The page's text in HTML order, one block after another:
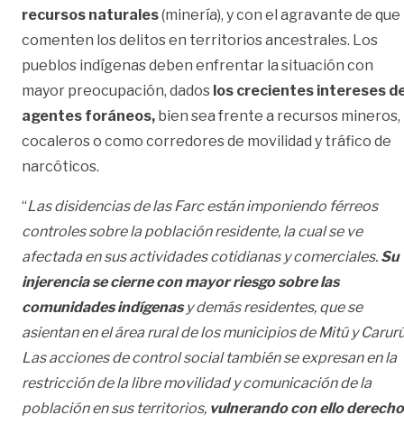
recursos naturales(minería), y con el agravante de que
comenten los delitos en territorios ancestrales. Los
pueblos indígenas deben enfrentar la situación con
mayor preocupación, dados los crecientes intereses
agentes foráneos, bien sea frente a recursos mineros,
cocaleros o como corredores de movilidad y tráfico de
narcóticos.
“Las disidencias de las Farc están imponiendo férreos
controles sobre la población residente, la cual se ve
afectada en sus actividades cotidianas y comerciales. Su
injerencia se cierne con mayor riesgo sobre las
comunidades indígenasy demás residentes, que se
asientan en el área rural de los municipios de Mitú y
Las acciones de control social también se expresan en la
restricción de la libre movilidad y comunicación de la
población en sus territorios, vulnerando con ello